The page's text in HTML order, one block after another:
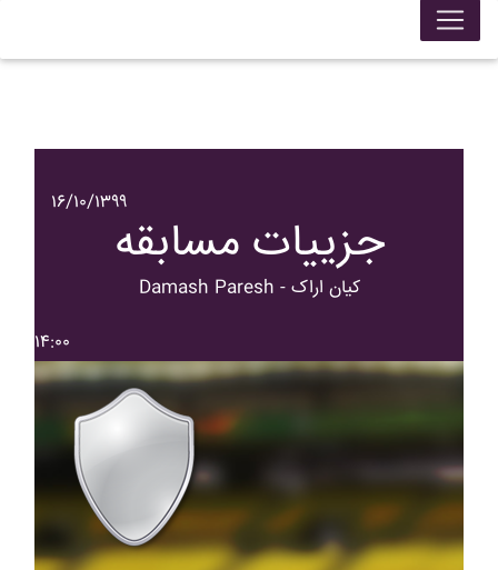
۱۶/۱۰/۱۳۹۹
جزییات مسابقه
Damash Paresh - کيان اراک
۱۴:۰۰